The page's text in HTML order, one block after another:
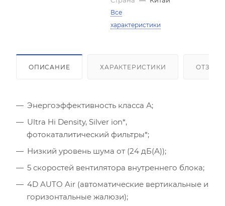
Все
характеристики
ОПИСАНИЕ ХАРАКТЕРИСТИКИ
Энергоэффективность класса А;
Ultra Hi Density, Silver ion*,
фотокаталитический фильтры*;
Низкий уровень шума от (24 дБ(А));
5 скоростей вентилятора внутреннего блока;
4D AUTO Air (автоматические вертикальные и
горизонтальные жалюзи);
Площадь помещения (кв.м)
Инсоляция (степень освещенности солнцем)
Количество людей